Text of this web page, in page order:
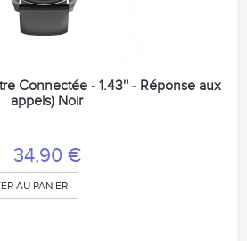
Connectée - 1.43'' - Réponse aux
appels) Noir
34,90 €
AU PANIER